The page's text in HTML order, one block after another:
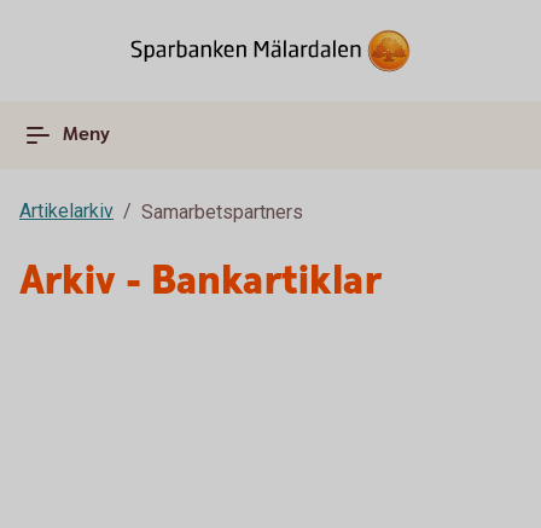
Meny
Artikelarkiv Samarbetspartners
Arkiv - Bankartiklar